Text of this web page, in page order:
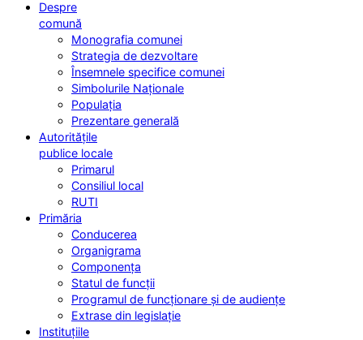
Despre
comună
Monografia comunei
Strategia de dezvoltare
Însemnele specifice comunei
Simbolurile Naționale
Populația
Prezentare generală
Autoritățile
publice locale
Primarul
Consiliul local
RUTI
Primăria
Conducerea
Organigrama
Componența
Statul de funcții
Programul de funcționare și de audiențe
Extrase din legislație
Instituțiile